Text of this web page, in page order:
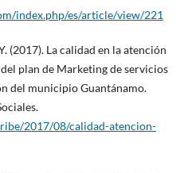
index.php/es/article/view/221
(2017). La calidad en la atención
plan de Marketing de servicios
del municipio Guantánamo.
2017/08/calidad-atencion-